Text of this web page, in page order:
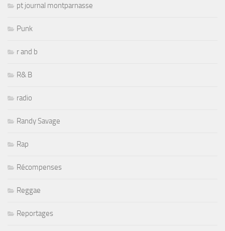
pt journal montparnasse
Punk
r and b
R& B
radio
Randy Savage
Rap
Récompenses
Reggae
Reportages